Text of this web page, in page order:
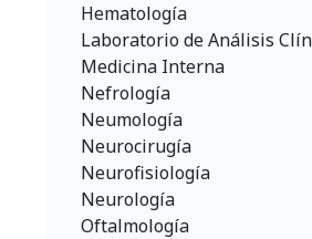
Hematología
Laboratorio de Análisis
Medicina Interna
Nefrología
Neumología
Neurocirugía
Neurofisiología
Neurología
Oftalmología